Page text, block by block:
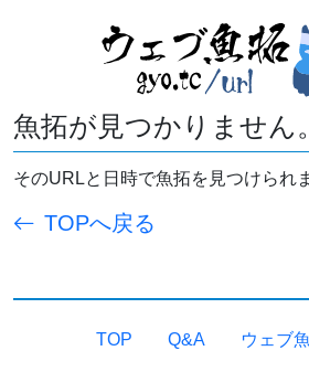
魚拓が見つかりません。
そのURLと日時で魚拓を見つけられ
TOPへ戻る
TOP Q&A ウェブ